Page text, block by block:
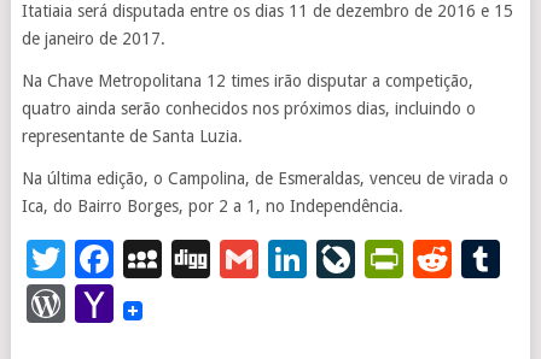
Itatiaia será disputada entre os dias 11 de dezembro de 2016 e 15
de janeiro de 2017.
Na Chave Metropolitana 12 times irão disputar a competição,
quatro ainda serão conhecidos nos próximos dias, incluindo o
representante de Santa Luzia.
Na última edição, o Campolina, de Esmeraldas, venceu de virada o
Ica, do Bairro Borges, por 2 a 1, no Independência.
Twitter
Facebook
MySpace
DiggGmailLinkedIn
WordPress
Yahoo